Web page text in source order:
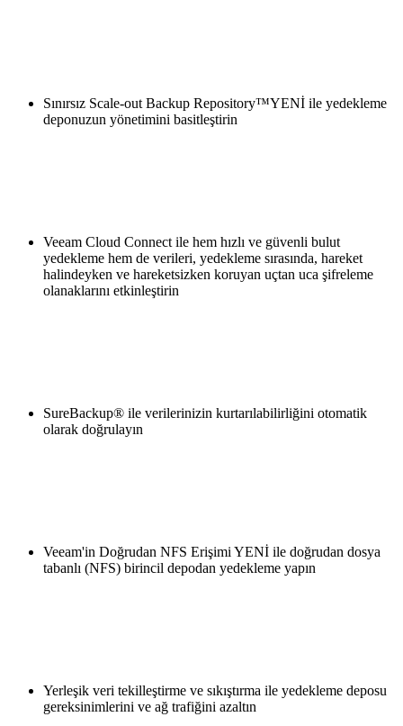
Sınırsız Scale-out Backup Repository™YENİ ile yedekleme
deponuzun yönetimini basitleştirin
Veeam Cloud Connect ile hem hızlı ve güvenli bulut
yedekleme hem de verileri, yedekleme sırasında, hareket
halindeyken ve hareketsizken koruyan uçtan uca şifreleme
olanaklarını etkinleştirin
SureBackup® ile verilerinizin kurtarılabilirliğini otomatik
olarak doğrulayın
Veeam'in Doğrudan NFS Erişimi YENİ ile doğrudan dosya
tabanlı (NFS) birincil depodan yedekleme yapın
Yerleşik veri tekilleştirme ve sıkıştırma ile yedekleme deposu
gereksinimlerini ve ağ trafiğini azaltın